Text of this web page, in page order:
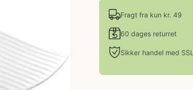
Fragt fra kun kr. 49
60 dages returret
Sikker handel med SSL